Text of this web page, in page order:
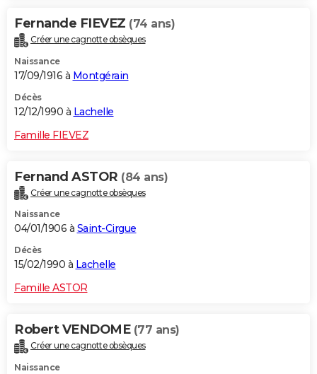
Fernande FIEVEZ (74 ans)
Créer une cagnotte obsèques
Naissance
17/09/1916 à Montgérain
Décès
12/12/1990 à Lachelle
Famille FIEVEZ
Fernand ASTOR (84 ans)
Créer une cagnotte obsèques
Naissance
04/01/1906 à Saint-Cirgue
Décès
15/02/1990 à Lachelle
Famille ASTOR
Robert VENDOME (77 ans)
Créer une cagnotte obsèques
Naissance